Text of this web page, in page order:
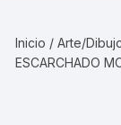
Inicio /Arte/
ESCARCHADO